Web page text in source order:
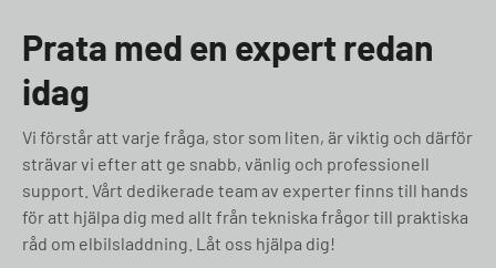
Prata med en expert redan
idag
Vi förstår att varje fråga, stor som liten, är viktig och därför
strävar vi efter att ge snabb, vänlig och professionell
support. Vårt dedikerade team av experter finns till hands
för att hjälpa dig med allt från tekniska frågor till praktiska
råd om elbilsladdning. Låt oss hjälpa dig!